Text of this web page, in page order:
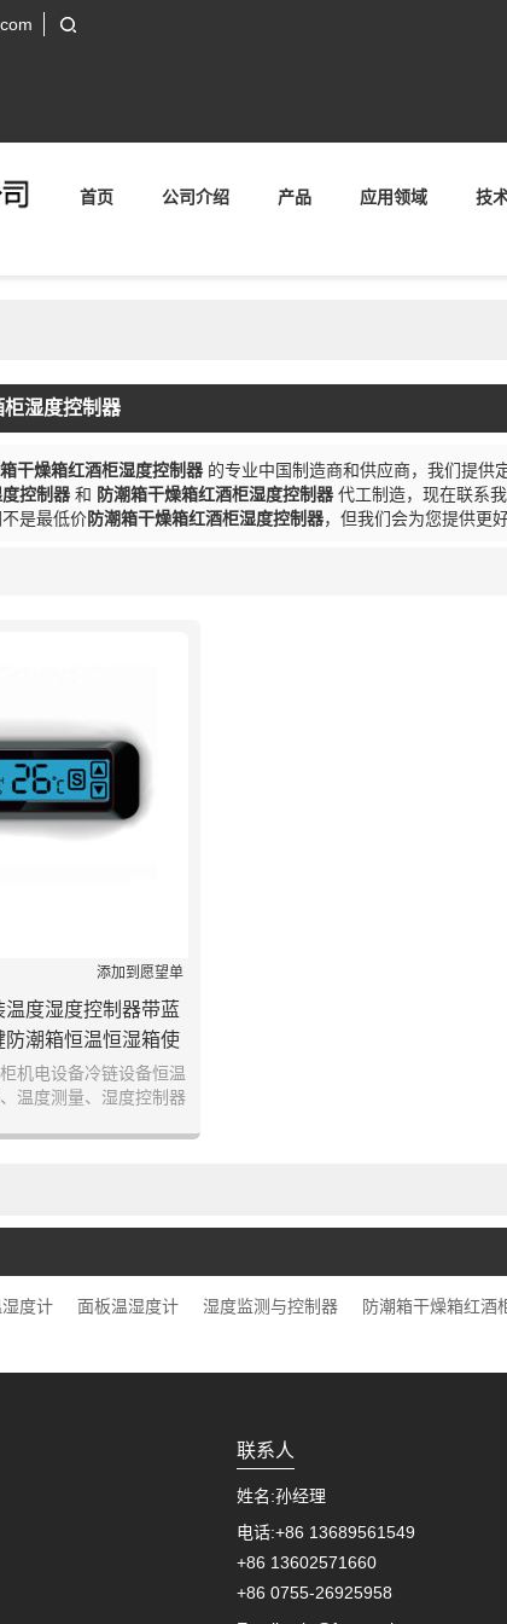
首页 公司介绍 产品 应用领域 技
柜湿度控制器
干燥箱红酒柜湿度控制器的专业中国制造商和供应商，我们提供
控制器和 防潮箱干燥箱红酒柜湿度控制器代工制造，现在联系
是最低价防潮箱干燥箱红酒柜湿度控制器，但我们会为您提供更
添加到愿望单
度湿度控制器带蓝
潮箱恒温恒湿箱使
用
机电设备冷链设备恒温
温度测量、湿度控制器
度计 面板温湿度计 湿度监测与控制器 防潮箱干燥箱红酒
联系人
姓名:孙经理
电话:+86 13689561549
+86 13602571660
+86 0755-26925958